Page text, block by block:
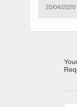
20/04/2020